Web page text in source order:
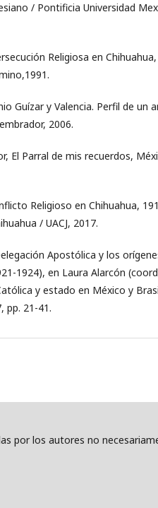
/ Pontificia Universidad
Religiosa en
Guízar y Valencia. Perfil de un
2006.
El Parral de mis recuerdos,
Religioso en Chihuahua,
/ UACJ, 2017.
Apostólica y los
1924), en Laura Alarcón
y estado en México y
pp. 21-41.
por los autores no